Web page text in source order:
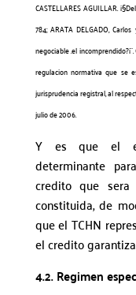
CASTELLARES AGUILLAR.
784; ARATA DELGADO,
negociable .el incomprendido?¡¨.
regulacion normativa que se
jurisprudencia registral, al
julio de 2006.
Y es que el
determinante
credito que
constituida, de
que el TCHN
el credito
4.2. Regimen